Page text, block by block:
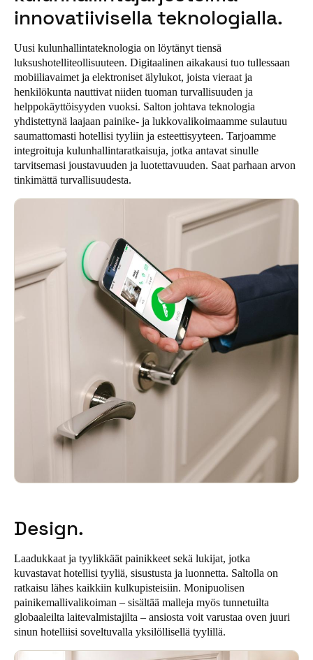
Portugal
Italy
Italiano
Russia
Russian
Denmark
English
innovatiivisella teknologialla.
Uusi kulunhallintateknologia on löytänyt tiensä
luksushotelliteollisuuteen. Digitaalinen aikakausi tuo tullessaan
mobiiliavaimet ja elektroniset älylukot, joista vieraat ja
henkilökunta nauttivat niiden tuoman turvallisuuden ja
helppokäyttöisyyden vuoksi. Salton johtava teknologia
yhdistettynä laajaan painike- ja lukkovalikoimaamme sulautuu
saumattomasti hotellisi tyyliin ja esteettisyyteen. Tarjoamme
integroituja kulunhallintaratkaisuja, jotka antavat sinulle
tarvitsemasi joustavuuden ja luotettavuuden. Saat parhaan arvon
tinkimättä turvallisuudesta.
Design.
Laadukkaat ja tyylikkäät painikkeet sekä lukijat, jotka
kuvastavat hotellisi tyyliä, sisustusta ja luonnetta. Saltolla on
ratkaisu lähes kaikkiin kulkupisteisiin. Monipuolisen
painikemallivalikoiman ‒ sisältää malleja myös tunnetuilta
globaaleilta laitevalmistajilta ‒ ansiosta voit varustaa oven juuri
sinun hotelliisi soveltuvalla yksilöllisellä tyylillä.